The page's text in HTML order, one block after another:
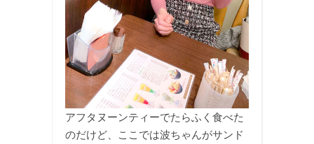
アフタヌーンティーでたらふく食べた
のだけど、ここでは波ちゃんがサンド